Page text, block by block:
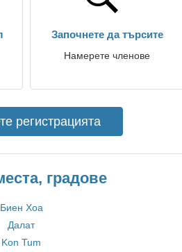
Започнете да търсите
Намерете членове
регистрацията
градове
Биен Хоа
Далат
Kon Tum